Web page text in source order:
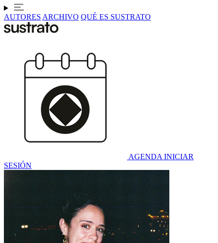
AUTORES ARCHIVO QUÉ ES SUSTRATO
AGENDA INICIAR
SESIÓN